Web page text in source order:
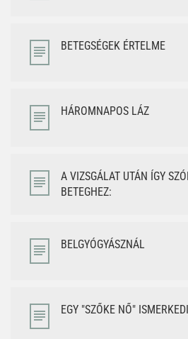
BETEGSÉGEK ÉRTELME
HÁROMNAPOS LÁZ
A VIZSGÁLAT UTÁN ÍGY
BETEGHEZ:
BELGYÓGYÁSZNÁL
EGY "SZŐKE NŐ"